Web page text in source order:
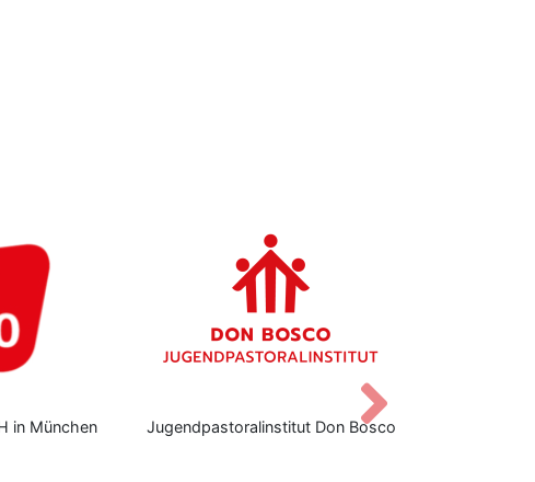
in München Jugendpastoralinstitut Don BoscoVor